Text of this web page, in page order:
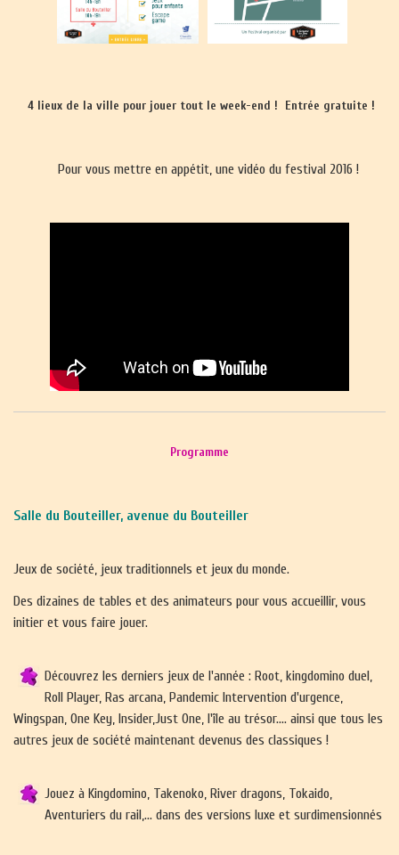
4 lieux de la ville pour jouer tout le week-end ! Entrée gratuite !
Pour vous mettre en appétit, une vidéo du festival 2016 !
Programme
Salle du Bouteiller, avenue du Bouteiller
Jeux de société, jeux traditionnels et jeux du monde.
Des dizaines de tables et des animateurs pour vous accueillir, vous
initier et vous faire jouer.
Découvrez les derniers jeux de l'année : Root, kingdomino duel,
Roll Player, Ras arcana, Pandemic Intervention d'urgence,
Wingspan, One Key, Insider,Just One, l'île au trésor.... ainsi que tous les
autres jeux de société maintenant devenus des classiques !
Jouez à Kingdomino, Takenoko, River dragons, Tokaido,
Aventuriers du rail,... dans des versions luxe et surdimensionnés